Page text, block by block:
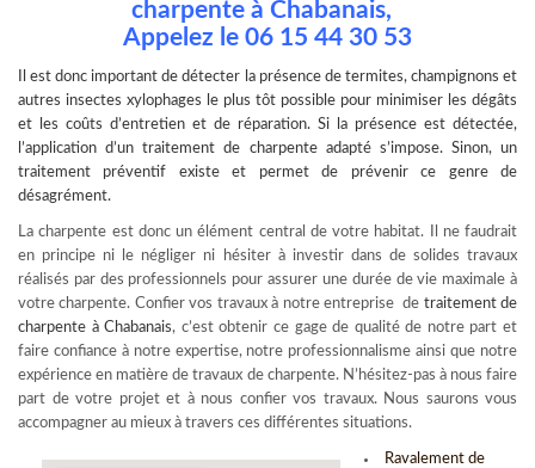
charpente à Chabanais,
Appelez le 06 15 44 30 53
Il est donc important dedétecter la présence de termites, champignons et
autres insectes xylophages le plus tôt possible pour minimiser les dégâts
et les coûts d’entretien et de réparation. Si la présence est détectée,
l’application d’un traitement de charpente adapté s’impose. Sinon, un
traitement préventif existe et permet de prévenir ce genre de
désagrément.
La charpente est donc un élément central de votre habitat. Il ne faudrait
en principe ni le négliger ni hésiter à investir dans de solides travaux
réalisés par des professionnels pour assurer une durée de vie maximale à
votre charpente. Confier vos travaux à notre entreprise de traitement de
charpente à Chabanais, c’est obtenir ce gage de qualité de notre part et
faire confiance à notre expertise, notre professionnalisme ainsi que notre
expérience en matière de travaux de charpente. N’hésitez-pas à nous faire
part de votre projet et à nous confier vos travaux. Nous saurons vous
accompagner au mieux à travers ces différentes situations.
Ravalement de